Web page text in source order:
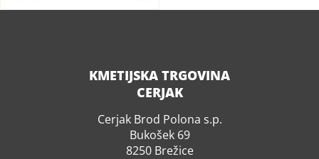
KMETIJSKA TRGOVINA
CERJAK
Cerjak Brod Polona s.p.
Bukošek 69
8250 Brežice